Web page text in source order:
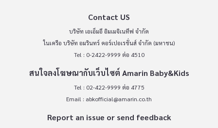
Contact US
บริษัท เอเอ็มอี อิมเมจิเนทีฟ จำกัด
ในเครือ บริษัท อมรินทร์ คอร์เปอเรชั่นส์ จำกัด (มหาชน)
Tel : 0-2422-9999 ต่อ 4510
สนใจลงโฆษณากับเว็บไซต์ Amarin Baby&Kids
Tel : 02-422-9999 ต่อ 4775
Email : abkofficial@amarin.co.th
Report an issue or send feedback